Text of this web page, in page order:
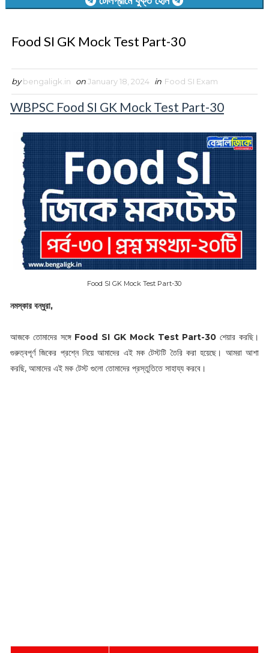
Food SI GK Mock Test Part-30
by bengaligk.in onJanuary 18, 2024 in Food SI Exam
WBPSC Food SI GK Mock Test Part-30
Food SI GK Mock Test Part-30
নমস্কার বন্ধুরা,
আজকে তোমাদের সঙ্গে Food SI GK Mock Test Part-30 শেয়ার করছি।
গুরুত্বপূর্ণ জিকের প্রশ্নে নিয়ে আমাদের এই মক টেস্টটি তৈরি করা হয়েছে। আমরা আশা
করছি, আমাদের এই মক টেস্ট গুলো তোমাদের প্রস্তুতিতে সাহায্য করবে।